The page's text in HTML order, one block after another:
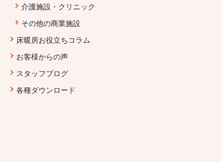
介護施設・クリニック
その他の商業施設
床暖房お役立ちコラム
お客様からの声
スタッフブログ
各種ダウンロード